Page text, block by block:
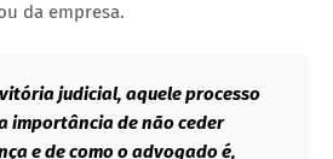
da empresa.
judicial, aquele processo
importância de não ceder
e de como o advogado é,